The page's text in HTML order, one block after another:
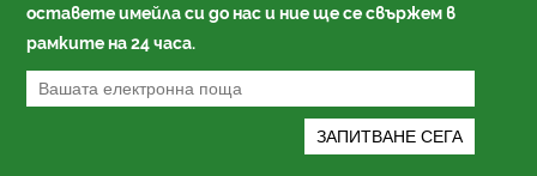
оставете имейла си до нас и ние ще се свържем в
рамките на 24 часа.